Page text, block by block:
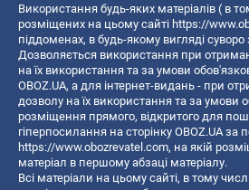
Використання будь-яких матеріалів ( в
розміщених на цьому сайті https://
піддоменах, в будь-якому вигляді суворо
Дозволяється використання при
на їх використання та за умови
OBOZ.UA, а для інтернет-видань - при
дозволу на їх використання та за умови
розміщення прямого, відкритого для
гіперпосилання на сторінку OBOZ.UA за
https://www.obozrevatel.com, на якій
матеріал в першому абзаці матеріалу.
Всі матеріали на цьому сайті, в тому числі